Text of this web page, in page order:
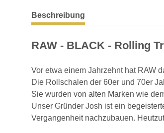
weitere Registerkarten anzeigen
Beschreibung
RAW - BLACK - Rolling
Vor etwa einem Jahrzehnt hat RAW
Die Rollschalen der 60er und 70er
Sie wurden von alten Marken wie
Unser Gründer Josh ist ein
Vergangenheit nachzubauen.